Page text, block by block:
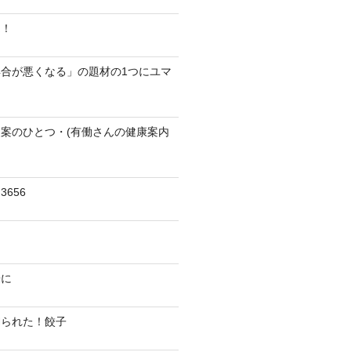
が悪くなる」の題材の1つにユマ
のひとつ・(有働さんの健康案内
られた！餃子